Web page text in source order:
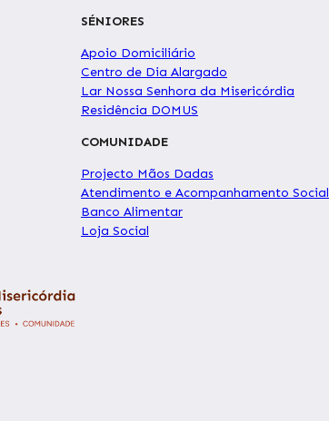
SÉNIORES
Apoio Domiciliário
Centro de Dia Alargado
Lar Nossa Senhora da Misericórdia
Residência DOMUS
COMUNIDADE
Projecto Mãos Dadas
Atendimento e Acompanhamento Social
Banco Alimentar
Loja Social